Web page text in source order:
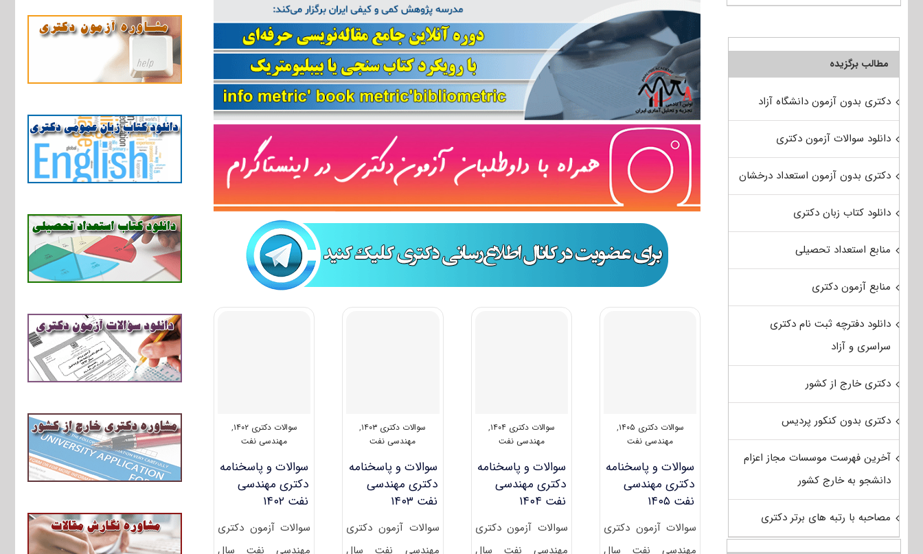
سوالات دکتری ۱۴۰۵
,
مهندسی نفت
سوالات و پاسخنامه
دکتری مهندسی
نفت ۱۴۰۵
سوالات آزمون دکتری
مهندسی نفت سال
سوالات دکتری ۱۴۰۴
,
مهندسی نفت
سوالات و پاسخنامه
دکتری مهندسی
نفت ۱۴۰۴
سوالات آزمون دکتری
مهندسی نفت سال
سوالات دکتری ۱۴۰۳
,
مهندسی نفت
سوالات و پاسخنامه
دکتری مهندسی
نفت ۱۴۰۳
سوالات آزمون دکتری
مهندسی نفت سال
سوالات دکتری ۱۴۰۲
,
مهندسی نفت
سوالات و پاسخنامه
دکتری مهندسی
نفت ۱۴۰۲
سوالات آزمون دکتری
مهندسی نفت سال
مطالب برگزیده
دکتری بدون آزمون دانشگاه آزاد
دانلود سوالات آزمون دکتری
دکتری بدون آزمون استعداد درخشان
دانلود کتاب زبان دکتری
منابع استعداد تحصیلی
منابع آزمون دکتری
دانلود دفترچه ثبت نام دکتری
سراسری و آزاد
دکتری خارج از کشور
دکتری بدون کنکور پردیس
آخرین فهرست موسسات مجاز اعزام
دانشجو به خارج کشور
مصاحبه با رتبه های برتر دکتری